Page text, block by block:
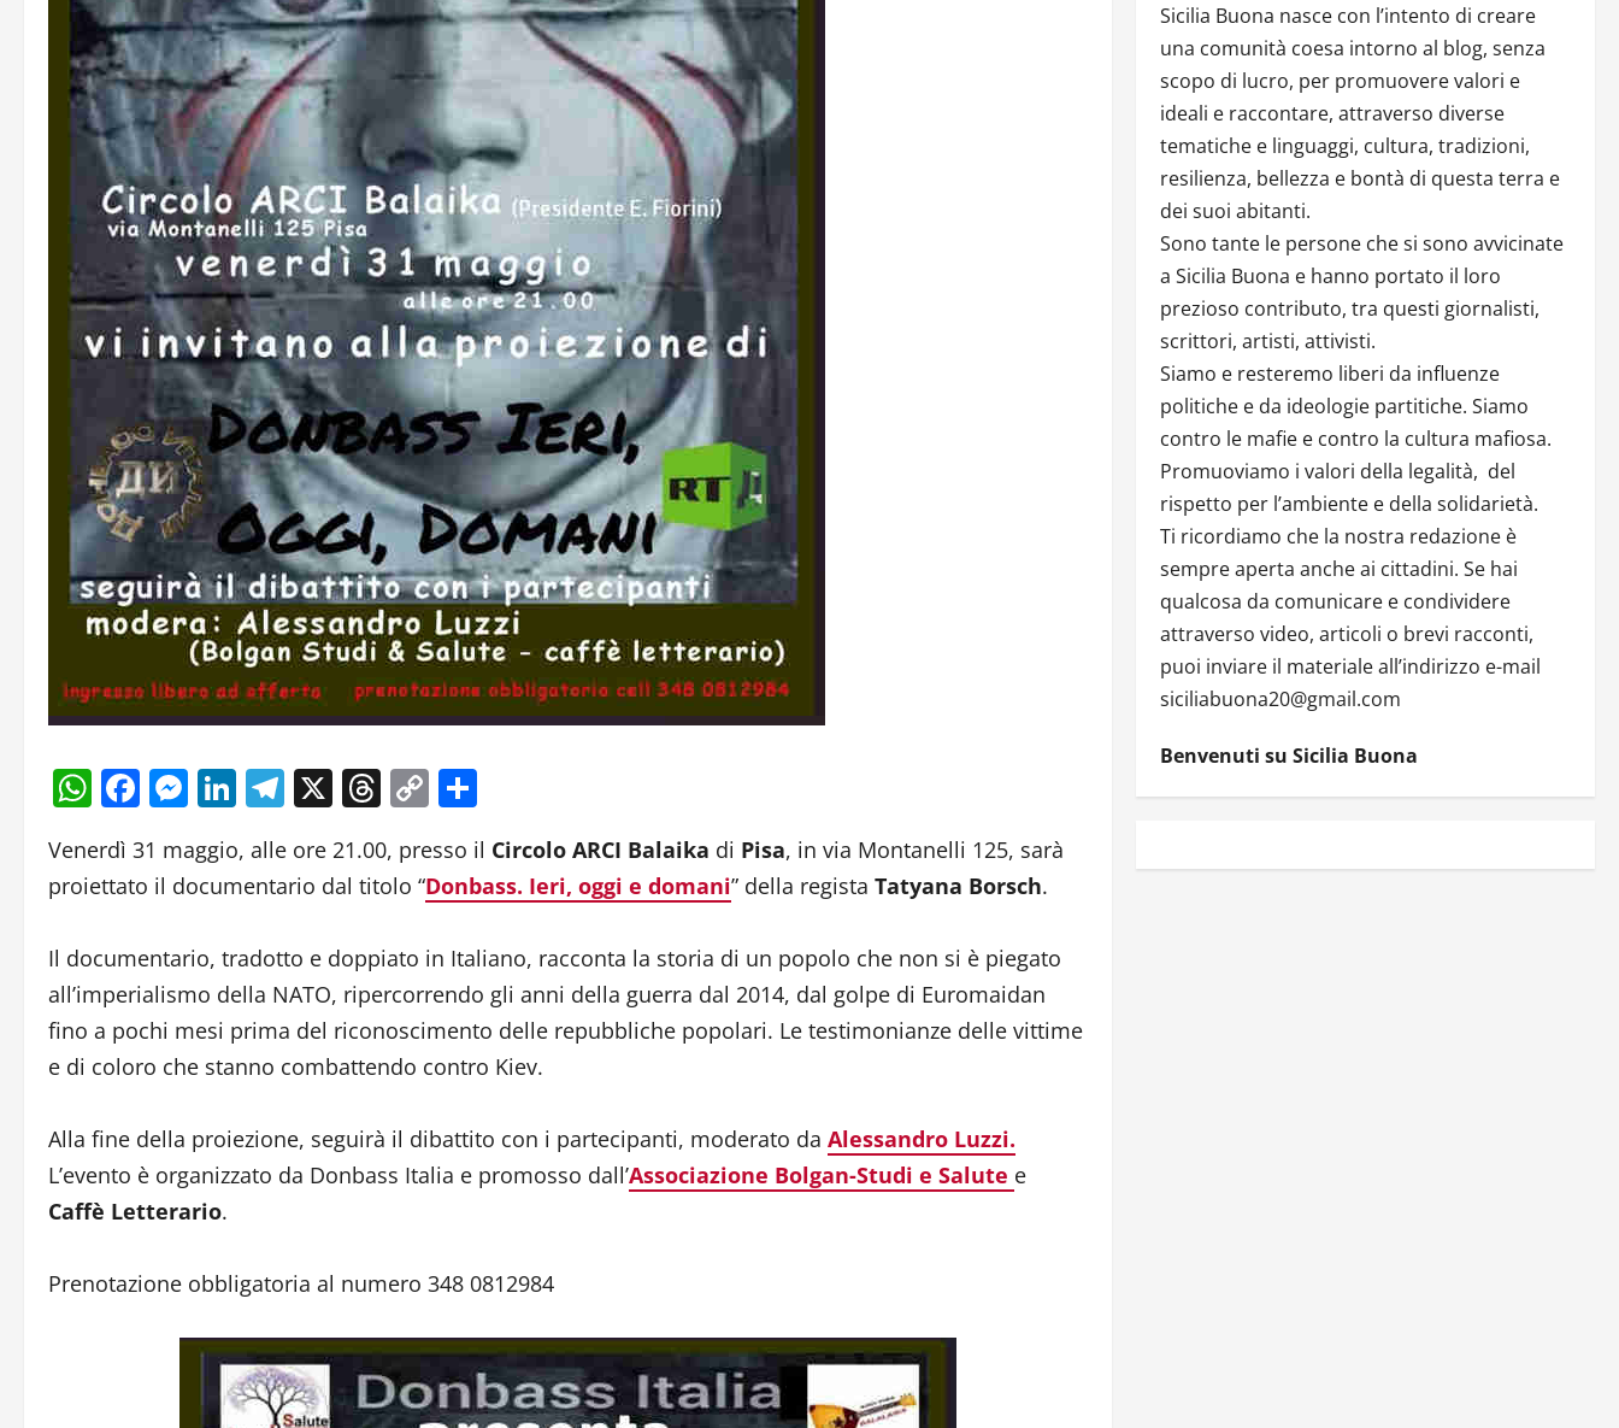
WhatsApp
Facebook
Messenger
LinkedIn
Telegram
X Threads
Copy
Venerdì 31 maggio, alle ore 21.00, presso il Circolo ARCI Balaika di Pisa, in via Montanelli 125, sarà
proiettato il documentario dal titolo “Donbass. Ieri, oggi e domani” della regista Tatyana Borsch.
Il documentario, tradotto e doppiato in Italiano, racconta la storia di un popolo che non si è piegato
all’imperialismo della NATO, ripercorrendo gli anni della guerra dal 2014, dal golpe di Euromaidan
fino a pochi mesi prima del riconoscimento delle repubbliche popolari. Le testimonianze delle vittime
e di coloro che stanno combattendo contro Kiev.
Alla fine della proiezione, seguirà il dibattito con i partecipanti, moderato da Alessandro Luzzi.
L’evento è organizzato da Donbass Italia e promosso dall’Associazione Bolgan-Studi e Salute e
Caffè Letterario.
Prenotazione obbligatoria al numero 348 0812984
Sicilia Buona nasce con l’intento di creare
una comunità coesa intorno al blog, senza
scopo di lucro, per promuovere valori e
ideali e raccontare, attraverso diverse
tematiche e linguaggi, cultura, tradizioni,
resilienza, bellezza e bontà di questa terra e
dei suoi abitanti.
Sono tante le persone che si sono avvicinate
a Sicilia Buona e hanno portato il loro
prezioso contributo, tra questi giornalisti,
scrittori, artisti, attivisti.
Siamo e resteremo liberi da influenze
politiche e da ideologie partitiche. Siamo
contro le mafie e contro la cultura mafiosa.
Promuoviamo i valori della legalità, del
rispetto per l’ambiente e della solidarietà.
Ti ricordiamo che la nostra redazione è
sempre aperta anche ai cittadini. Se hai
qualcosa da comunicare e condividere
attraverso video, articoli o brevi racconti,
puoi inviare il materiale all’indirizzo e-mail
siciliabuona20@gmail.com
Benvenuti su Sicilia Buona